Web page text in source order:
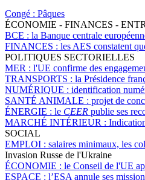
Congé : Pâques
ÉCONOMIE - FINANCES -
BCE : la Banque centrale
FINANCES : les AES constatent
POLITIQUES SECTORIELLES
MER : l'UE confirme des
TRANSPORTS : la Présidence
NUMÉRIQUE : identification
SANTÉ ANIMALE : projet de
ÉNERGIE : le CEER publie ses
MARCHÉ INTÉRIEUR :
SOCIAL
EMPLOI : salaires minimaux, les
Invasion Russe de l'Ukraine
ÉCONOMIE : le Conseil de l'UE
ESPACE : l’ESA annule ses